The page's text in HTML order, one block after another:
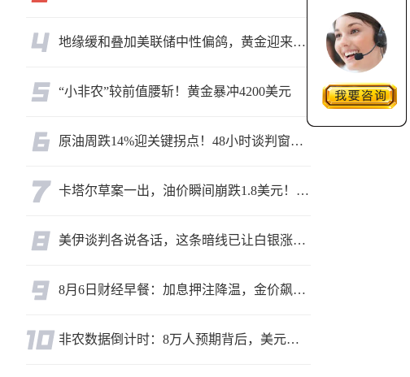
地缘缓和叠加美联储中性偏鸽，黄金迎来上行窗口
“小非农”较前值腰斩！黄金暴冲4200美元
原油周跌14%迎关键拐点！48小时谈判窗口，暗藏行情变数
卡塔尔草案一出，油价瞬间崩跌1.8美元！海峡真要通了？
美伊谈判各说各话，这条暗线已让白银涨疯了
8月6日财经早餐：加息押注降温，金价飙升至近两个月高位，地缘缓和预期，美油75关口拉锯
非农数据倒计时：8万人预期背后，美元方向面临重新选择